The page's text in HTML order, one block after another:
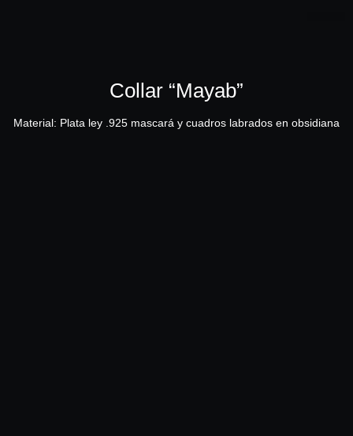
Collar “Mayab”
Material: Plata ley .925 mascará y cuadros labrados en obsidiana